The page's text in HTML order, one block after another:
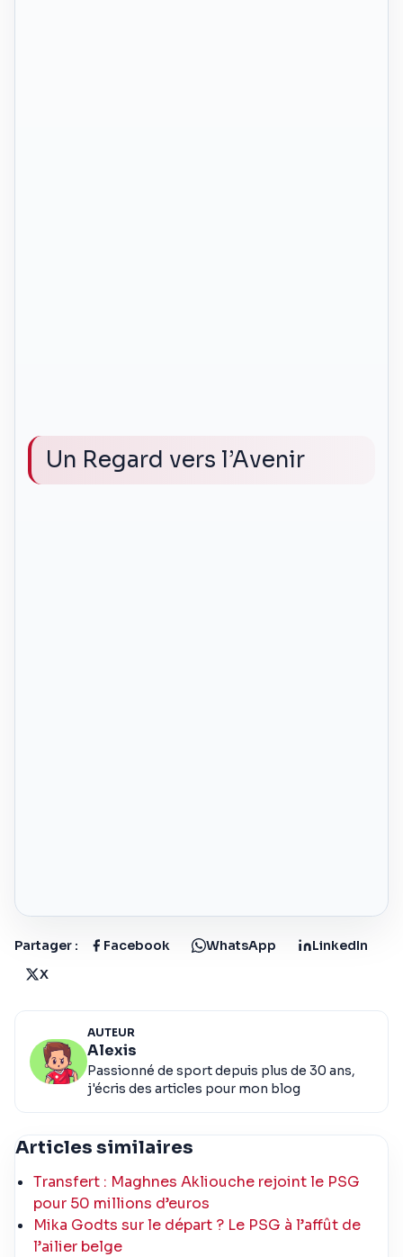
Un Regard vers l’Avenir
Partager : Facebook WhatsApp
LinkedIn
X
AUTEUR
Alexis
Passionné de sport depuis plus de 30 ans,
j'écris des articles pour mon blog
Articles similaires
Transfert : Maghnes Akliouche rejoint le PSG
pour 50 millions d’euros
Mika Godts sur le départ ? Le PSG à l’affût de
l’ailier belge